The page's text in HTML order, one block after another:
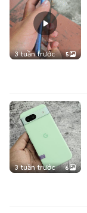
3 tuần trước 5
3 tuần trước 6